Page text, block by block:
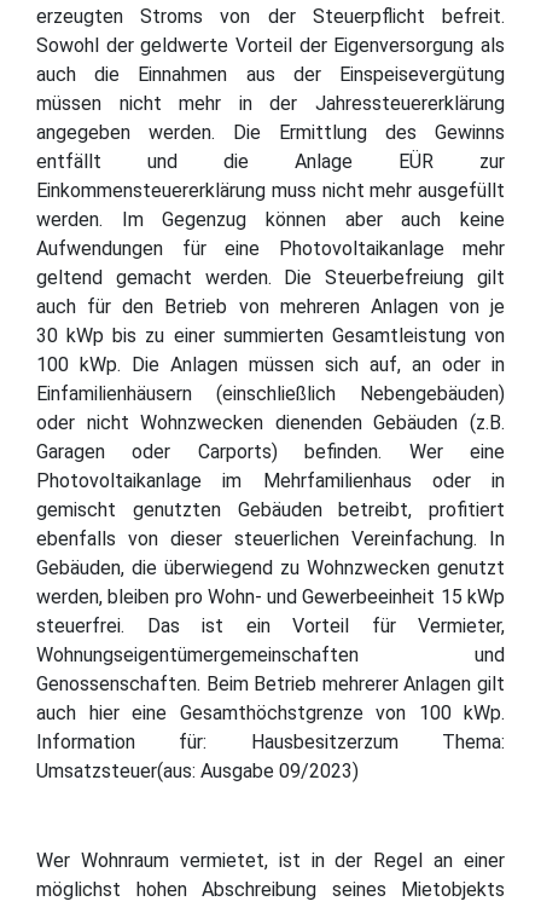
erzeugten Stroms von der Steuerpflicht befreit.
Sowohl der geldwerte Vorteil der Eigenversorgung als
auch die Einnahmen aus der Einspeisevergütung
müssen nicht mehr in der Jahressteuererklärung
angegeben werden. Die Ermittlung des Gewinns
entfällt und die Anlage EÜR zur
Einkommensteuererklärung muss nicht mehr ausgefüllt
werden. Im Gegenzug können aber auch keine
Aufwendungen für eine Photovoltaikanlage mehr
geltend gemacht werden. Die Steuerbefreiung gilt
auch für den Betrieb von mehreren Anlagen von je
30 kWp bis zu einer summierten Gesamtleistung von
100 kWp. Die Anlagen müssen sich auf, an oder in
Einfamilienhäusern (einschließlich Nebengebäuden)
oder nicht Wohnzwecken dienenden Gebäuden (z.B.
Garagen oder Carports) befinden. Wer eine
Photovoltaikanlage im Mehrfamilienhaus oder in
gemischt genutzten Gebäuden betreibt, profitiert
ebenfalls von dieser steuerlichen Vereinfachung. In
Gebäuden, die überwiegend zu Wohnzwecken genutzt
werden, bleiben pro Wohn- und Gewerbeeinheit 15 kWp
steuerfrei. Das ist ein Vorteil für Vermieter,
Wohnungseigentümergemeinschaften und
Genossenschaften. Beim Betrieb mehrerer Anlagen gilt
auch hier eine Gesamthöchstgrenze von 100 kWp.
Information für: Hausbesitzerzum Thema:
Umsatzsteuer(aus: Ausgabe 09/2023)
Wer Wohnraum vermietet, ist in der Regel an einer
möglichst hohen Abschreibung seines Mietobjekts